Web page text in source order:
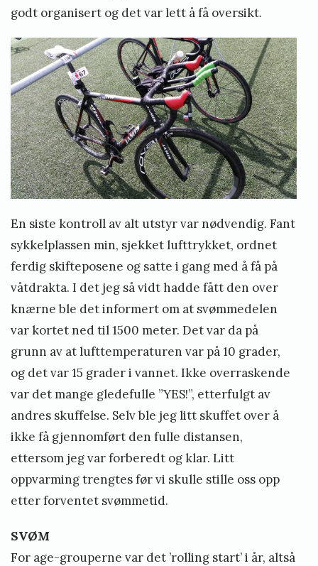
godt organisert og det var lett å få oversikt.
En siste kontroll av alt utstyr var nødvendig. Fant
sykkelplassen min, sjekket lufttrykket, ordnet
ferdig skifteposene og satte i gang med å få på
våtdrakta. I det jeg så vidt hadde fått den over
knærne ble det informert om at svømmedelen
var kortet ned til 1500 meter. Det var da på
grunn av at lufttemperaturen var på 10 grader,
og det var 15 grader i vannet. Ikke overraskende
var det mange gledefulle ”YES!”, etterfulgt av
andres skuffelse. Selv ble jeg litt skuffet over å
ikke få gjennomført den fulle distansen,
ettersom jeg var forberedt og klar. Litt
oppvarming trengtes før vi skulle stille oss opp
etter forventet svømmetid.
SVØM
For age-grouperne var det ’rolling start’ i år, altså